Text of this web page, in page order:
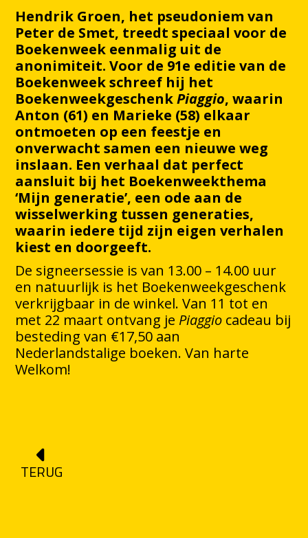
Hendrik Groen, het pseudoniem van
Peter de Smet, treedt speciaal voor de
Boekenweek eenmalig uit de
anonimiteit. Voor de 91e editie van de
Boekenweek schreef hij het
BoekenweekgeschenkPiaggio, waarin
Anton (61) en Marieke (58) elkaar
ontmoeten op een feestje en
onverwacht samen een nieuwe weg
inslaan. Een verhaal dat perfect
aansluit bij het Boekenweekthema
‘Mijn generatie’, een ode aan de
wisselwerking tussen generaties,
waarin iedere tijd zijn eigen verhalen
kiest en doorgeeft.
De signeersessie is van 13.00 – 14.00 uur
en natuurlijk is het Boekenweekgeschenk
verkrijgbaar in de winkel. Van 11 tot en
met 22 maart ontvang je Piaggio cadeau bij
besteding van €17,50 aan
Nederlandstalige boeken. Van harte
Welkom!
TERUG